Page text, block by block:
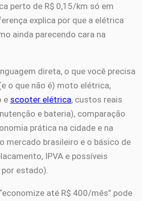
perto de R$ 0,15/km só em
explica por que a elétrica
ainda parecendo cara na
direta, o que você precisa
o que não é) moto elétrica,
e scooter elétrica, custos reais
e bateria), comparação
prática na cidade e na
mercado brasileiro e o básico de
IPVA e possíveis
estado).
até R$ 400/mês” pode